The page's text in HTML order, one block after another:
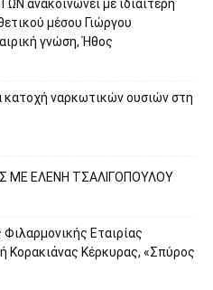
ανακοινώνει με ιδιαίτερη
μέσου Γιώργου
γνώση, Ήθος
κατοχή ναρκωτικών ουσιών στη
ΜΕ ΕΛΕΝΗ ΤΣΑΛΙΓΟΠΟΥΛΟΥ
Εταιρίας
Κορακιάνας Κέρκυρας, «Σπύρος